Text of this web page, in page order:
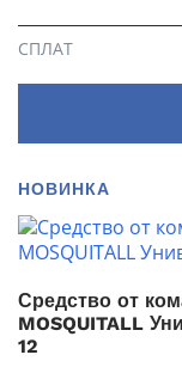
СПЛАТ
НОВИНКА
Средство от
MOSQUITALL
12